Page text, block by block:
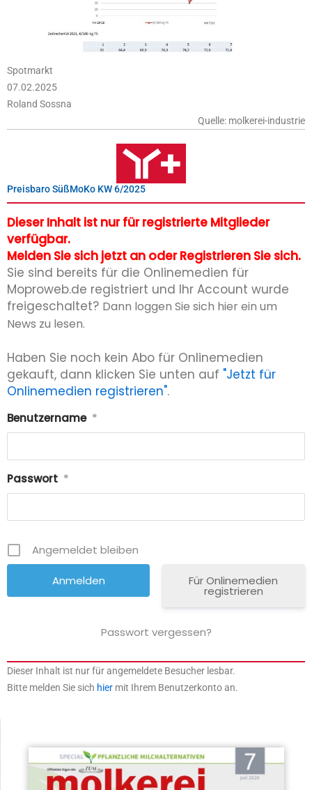
Spotmarkt
07.02.2025
Roland Sossna
Quelle: molkerei-industrie
Preisbaro SüßMoKo KW 6/2025
Dieser Inhalt ist nur für registrierte Mitglieder
verfügbar.
Melden Sie sich jetzt an oder Registrieren Sie sich.
Sie sind bereits für die Onlinemedien für
Moproweb.de registriert und Ihr Account wurde
freigeschaltet? Dann loggen Sie sich hier ein um
News zu lesen.
Haben Sie noch kein Abo für Onlinemedien
gekauft, dann klicken Sie unten auf "Jetzt für
Onlinemedien registrieren".
Benutzername *
Passwort *
Angemeldet bleiben
Für Onlinemedien
registrieren
Passwort vergessen?
Dieser Inhalt ist nur für angemeldete Besucher lesbar.
Bitte melden Sie sich hier mit Ihrem Benutzerkonto an.